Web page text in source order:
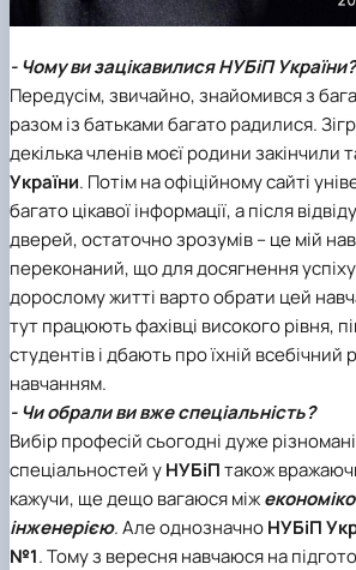
- Чому ви зацікавилися НУБіП України?
Передусім, звичайно, знайомився з
разом із батьками багато радилися.
декілька членів моєї родини закінчили
України. Потім на офіційному сайті
багато цікавої інформації, а після
дверей, остаточно зрозумів – це мій
переконаний, що для досягнення
дорослому житті варто обрати цей
тут працюють фахівці високого рівня,
студентів і дбають про їхній всебічний
навчанням.
- Чи обрали ви вже спеціальність?
Вибір професій сьогодні дуже
спеціальностей уНУБіПтакож
кажучи, ще дещо вагаюся між
інженерією. Але однозначноНУБіП
№1. Тому з вересня навчаюся на